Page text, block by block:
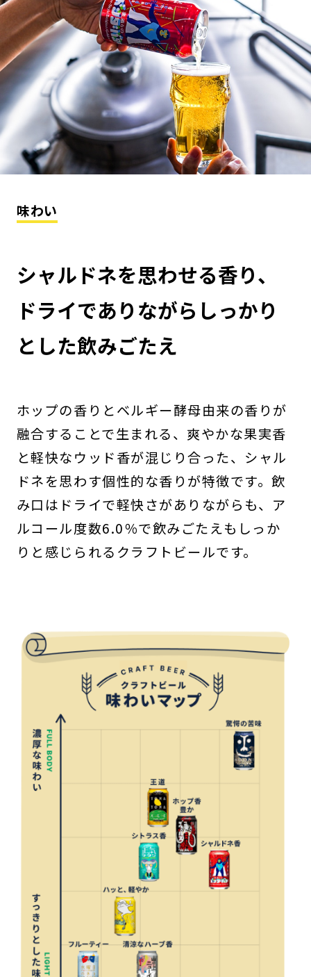
味わい
シャルドネを思わせる香り、
ドライでありながらしっかり
とした飲みごたえ
ホップの香りとベルギー酵母由来の香りが
融合することで生まれる、爽やかな果実香
と軽快なウッド香が混じり合った、シャル
ドネを思わす個性的な香りが特徴です。飲
み口はドライで軽快さがありながらも、ア
ルコール度数6.0％で飲みごたえもしっか
りと感じられるクラフトビールです。